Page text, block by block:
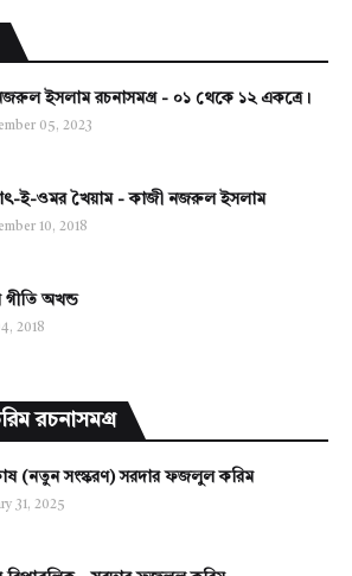
ইসলাম রচনাসমগ্র - ০১ থেকে ১২ একত্রে।
05, 2023
ই-ওমর খৈয়াম - কাজী নজরুল ইসলাম
10, 2018
অখন্ড
2018
রচনাসমগ্র
(নতুন সংস্করণ) সরদার ফজলুল করিম
31, 2025